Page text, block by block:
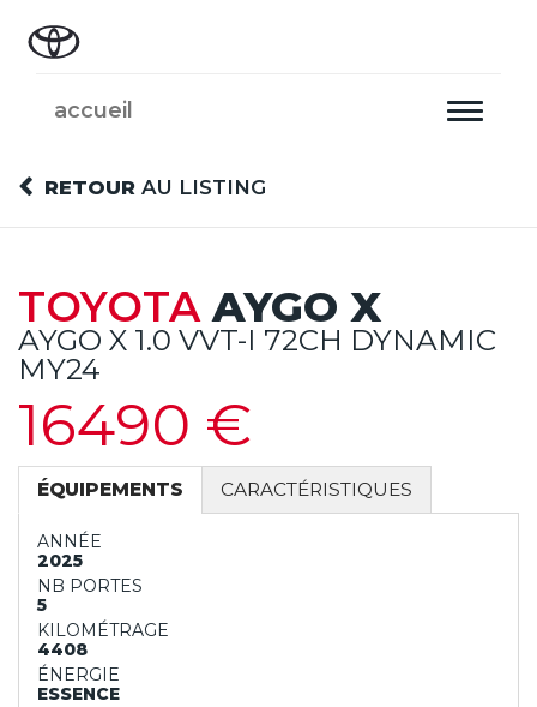
Toggle
accueil
RETOUR AU LISTING
TOYOTAAYGO X
AYGO X 1.0 VVT-I 72CH DYNAMIC
MY24
16490 €
ÉQUIPEMENTS CARACTÉRISTIQUES
ANNÉE
2025
NB PORTES
5
KILOMÉTRAGE
4408
ÉNERGIE
ESSENCE